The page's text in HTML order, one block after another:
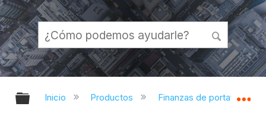
Expandir/contraer jerarquía global
Inicio Productos Finanzas de portafolio y